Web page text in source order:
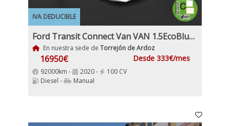
IVA DEDUCIBLE
Ford Transit Connect Van VAN 1.5EcoBlue 100Cv TREND 210 L2 3 Plazas Etiqueta C IVA y Garantía Incl
En nuestra sede de Torrejón de Ardoz
16950€ Desde 333€/mes
92000km - 2020 -
100 CV
Diesel -
Manual